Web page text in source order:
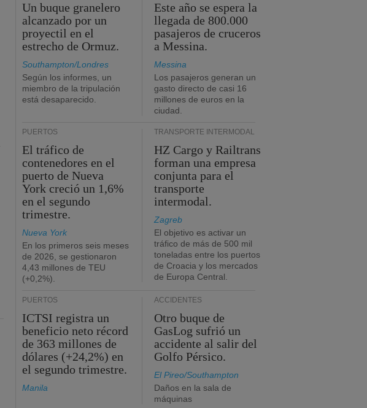
Un buque granelero
alcanzado por un
proyectil en el
estrecho de Ormuz.
Southampton/Londres
Según los informes, un
miembro de la tripulación
está desaparecido.
Este año se espera la
llegada de 800.000
pasajeros de cruceros
a Messina.
Messina
Los pasajeros generan un
gasto directo de casi 16
millones de euros en la
ciudad.
PUERTOS
El tráfico de
contenedores en el
puerto de Nueva
York creció un 1,6%
en el segundo
trimestre.
Nueva York
En los primeros seis meses
de 2026, se gestionaron
4,43 millones de TEU
(+0,2%).
TRANSPORTE INTERMODAL
HZ Cargo y Railtrans
forman una empresa
conjunta para el
transporte
intermodal.
Zagreb
El objetivo es activar un
tráfico de más de 500 mil
toneladas entre los puertos
de Croacia y los mercados
de Europa Central.
PUERTOS
ICTSI registra un
beneficio neto récord
de 363 millones de
dólares (+24,2%) en
el segundo trimestre.
Manila
ACCIDENTES
Otro buque de
GasLog sufrió un
accidente al salir del
Golfo Pérsico.
El Pireo/Southampton
Daños en la sala de
máquinas